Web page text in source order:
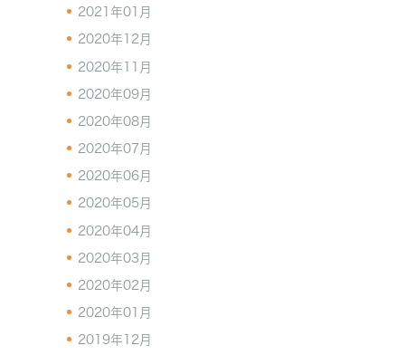
2021年01月
2020年12月
2020年11月
2020年09月
2020年08月
2020年07月
2020年06月
2020年05月
2020年04月
2020年03月
2020年02月
2020年01月
2019年12月